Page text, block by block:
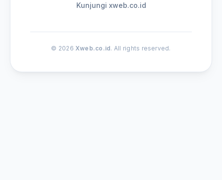
Kunjungi xweb.co.id
© 2026 Xweb.co.id. All rights reserved.